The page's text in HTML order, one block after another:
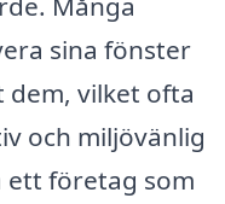
sina fönster
vilket ofta
och miljövänlig
ett företag som